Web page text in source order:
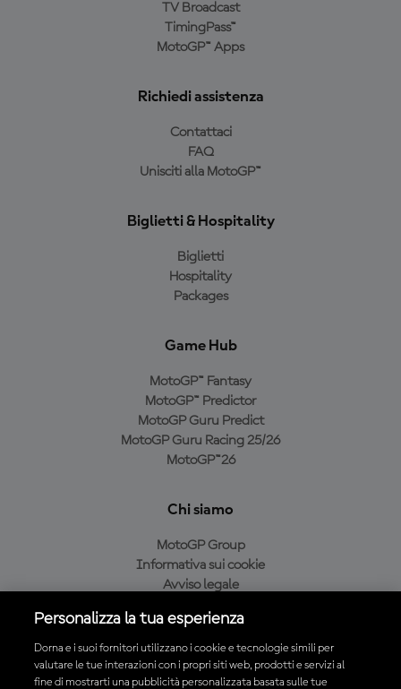
TV Broadcast
TimingPass™
MotoGP™ Apps
Richiedi assistenza
Contattaci
FAQ
Unisciti alla MotoGP™
Biglietti & Hospitality
Biglietti
Hospitality
Packages
Game Hub
MotoGP™ Fantasy
MotoGP™ Predictor
MotoGP Guru Predict
MotoGP Guru Racing 25/26
MotoGP™26
Chi siamo
MotoGP Group
Informativa sui cookie
Avviso legale
Condizioni di acquisto
Personalizza la tua esperienza
Dorna e i suoi fornitori utilizzano i cookie e tecnologie simili per
valutare le tue interazioni con i propri siti web, prodotti e servizi al
fine di mostrarti una pubblicità personalizzata basata sulle tue